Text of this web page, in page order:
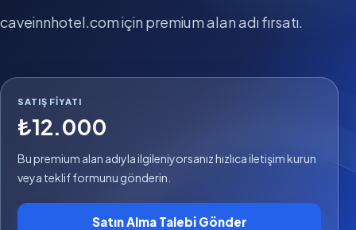
caveinnhotel.com için premium alan adı fırsatı.
SATIŞ FIYATI
₺12.000
Bu premium alan adıyla ilgileniyorsanız hızlıca iletişim kurun
veya teklif formunu gönderin.
Satın Alma Talebi Gönder